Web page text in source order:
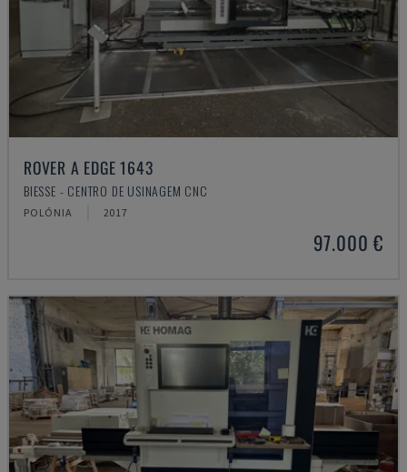
ROVER A EDGE 1643
BIESSE - CENTRO DE USINAGEM CNC
POLÓNIA 2017
97.000 €